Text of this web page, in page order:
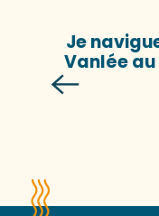
Je
Vanlée